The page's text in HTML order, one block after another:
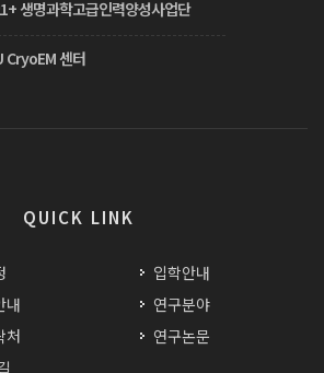
생명과학고급인력양성사업단
CryoEM 센터
QUICK LINK
내
처
입학안내
연구분야
연구논문